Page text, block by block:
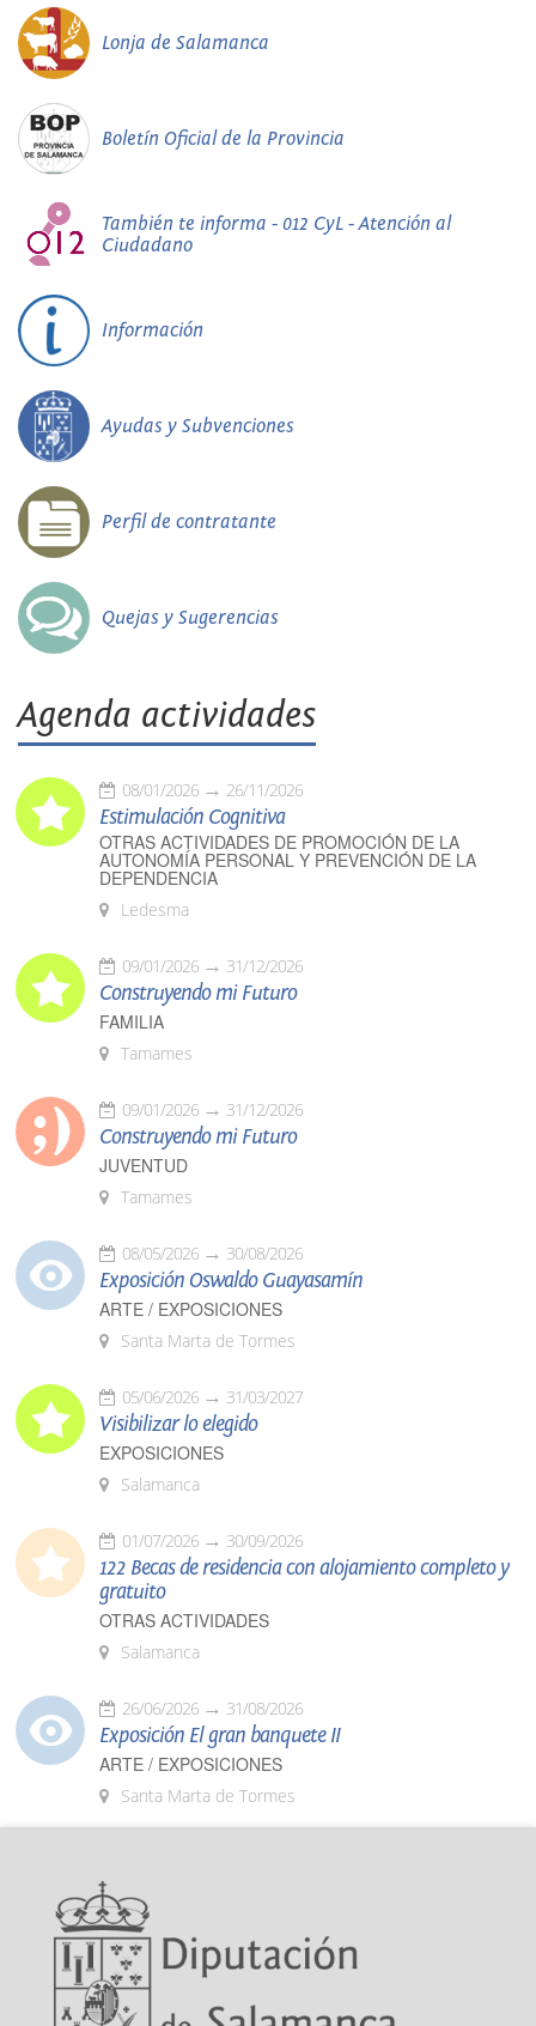
Lonja de Salamanca
Boletín Oficial de la Provincia
También te informa - 012 CyL - Atención al
Ciudadano
Información
Ayudas y Subvenciones
Perfil de contratante
Quejas y Sugerencias
Agenda actividades
08/01/2026 26/11/2026
Estimulación Cognitiva
OTRAS ACTIVIDADES DE PROMOCIÓN DE LA
AUTONOMÍA PERSONAL Y PREVENCIÓN DE LA
DEPENDENCIA
Ledesma
09/01/2026 31/12/2026
Construyendo mi Futuro
FAMILIA
Tamames
09/01/2026 31/12/2026
Construyendo mi Futuro
JUVENTUD
Tamames
08/05/2026 30/08/2026
Exposición Oswaldo Guayasamín
ARTE / EXPOSICIONES
Santa Marta de Tormes
05/06/2026 31/03/2027
Visibilizar lo elegido
EXPOSICIONES
Salamanca
01/07/2026 30/09/2026
122 Becas de residencia con alojamiento completo y
gratuito
OTRAS ACTIVIDADES
Salamanca
26/06/2026 31/08/2026
Exposición El gran banquete II
ARTE / EXPOSICIONES
Santa Marta de Tormes